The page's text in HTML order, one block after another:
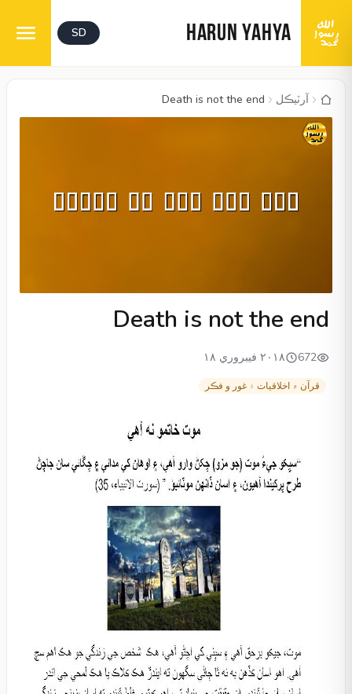
HARUN YAHYA
SD
آرٽيڪل Death is not the end
Death is not the end
672 ٢٠١٨ فيبروري ١٨
قرآن ۾ اخلاقيات ۽ غور و فڪر